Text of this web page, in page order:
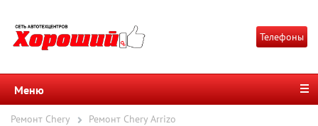
Телефоны
Меню
Ремонт Chery
Ремонт Chery Arrizo